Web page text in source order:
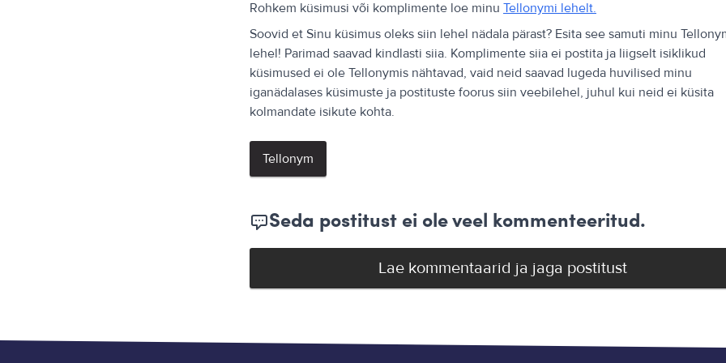
Rohkem küsimusi või komplimente loe minu Tellonymi lehelt.
Soovid et Sinu küsimus oleks siin lehel nädala pärast? Esita see samuti minu
lehel! Parimad saavad kindlasti siia. Komplimente siia ei postita ja liigselt isiklikud
küsimused ei ole Tellonymis nähtavad, vaid neid saavad lugeda huvilised minu
iganädalases küsimuste ja postituste foorus siin veebilehel, juhul kui neid ei küsita
kolmandate isikute kohta.
Tellonym
Seda postitust ei ole veel kommenteeritud.
Lae kommentaarid ja jaga postitust